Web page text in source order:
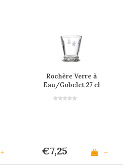
+
Rochère Verre à
Eau/Gobelet 27 cl
€7,25 +